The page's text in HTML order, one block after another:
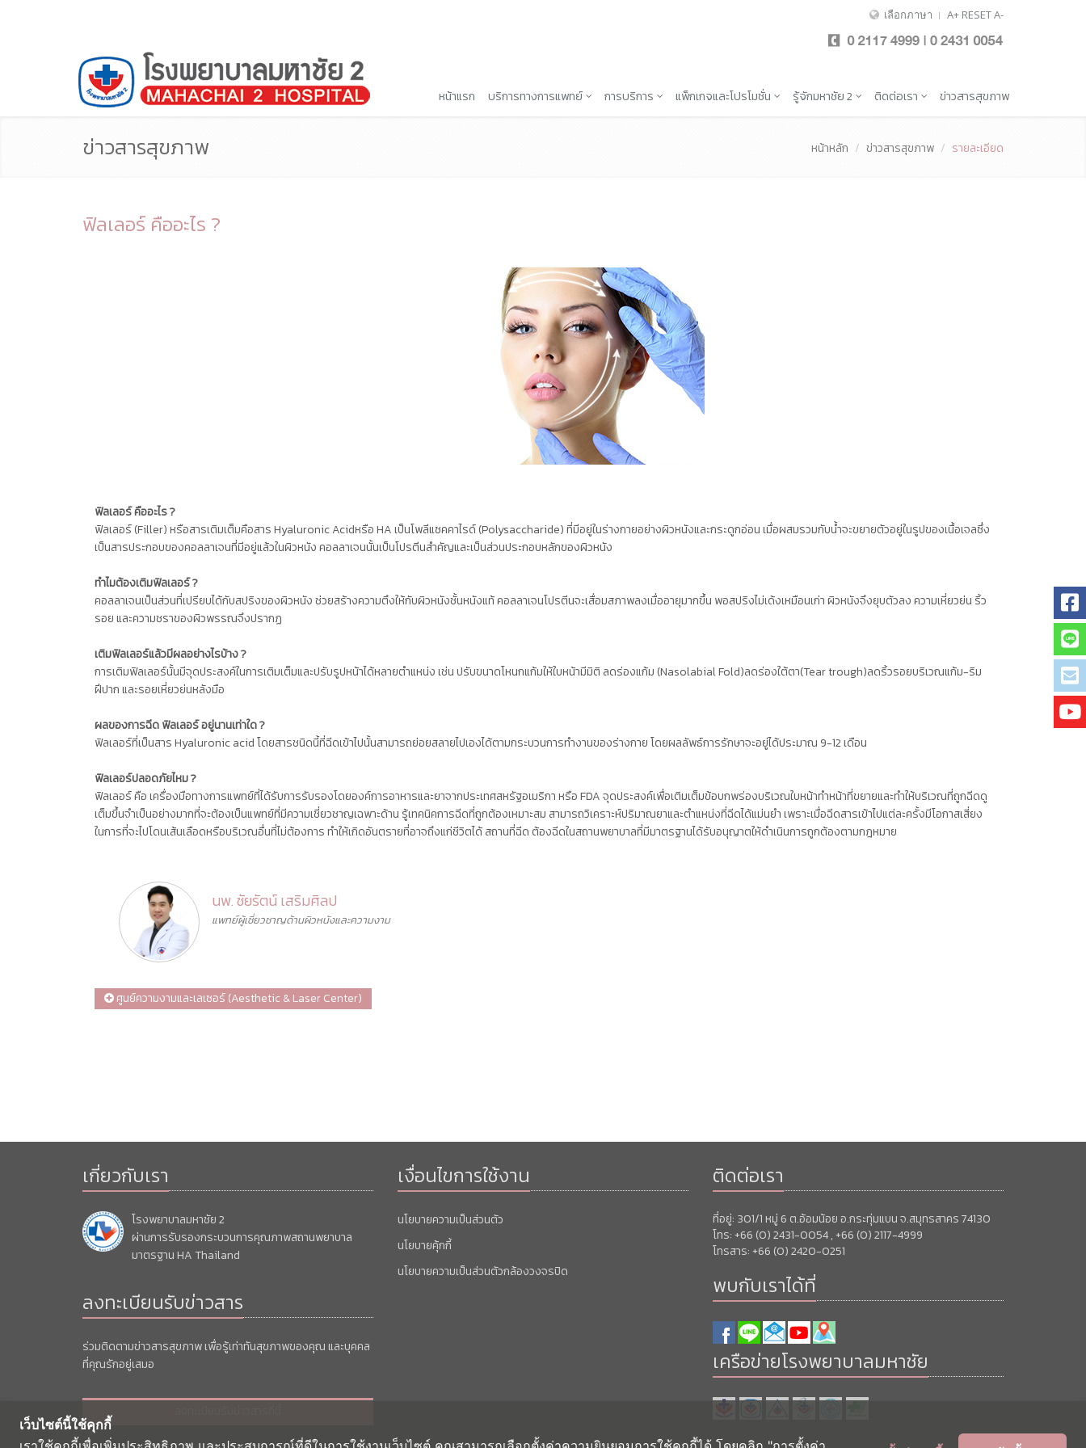
เลือกภาษา A+ RESETA-
หน้าแรก บริการทางการแพทย์ การบริการ แพ็กเกจและโปรโมชั่น รู้จักมหาชัย 2 ติดต่อเรา ข่าวสารสุขภาพ
ข่าวสารสุขภาพ หน้าหลัก ข่าวสารสุขภาพ รายละเอียด
ฟิลเลอร์ คืออะไร ?
ฟิลเลอร์ คืออะไร ?
ฟิลเลอร์ (Filler) หรือสารเติมเต็มคือสาร Hyaluronic Acidหรือ HA เป็นโพลีแซคคาไรด์ (Polysaccharide) ที่มีอยู่ในร่างกายอย่างผิวหนังและกระดูกอ่อน เมื่อผสมรวมกับน้ำจะขยายตัวอยู่ในรูปของเนื้อเจลซึ่ง
เป็นสารประกอบของคอลลาเจนที่มีอยู่แล้วในผิวหนัง คอลลาเจนนั้นเป็นโปรตีนสำคัญและเป็นส่วนประกอบหลักของผิวหนัง
ทำไมต้องเติมฟิลเลอร์ ?
คอลลาเจนเป็นส่วนที่เปรียบได้กับสปริงของผิวหนัง ช่วยสร้างความตึงให้กับผิวหนังชั้นหนังแท้ คอลลาเจนโปรตีนจะเสื่อมสภาพลงเมื่ออายุมากขึ้น พอสปริงไม่เด้งเหมือนเก่า ผิวหนังจึงยุบตัวลง ความเหี่ยวย่น ริ้ว
รอย และความชราของผิวพรรณจึงปรากฏ
เติมฟิลเลอร์แล้วมีผลอย่างไรบ้าง ?
การเติมฟิลเลอร์นั้นมีจุดประสงค์ในการเติมเต็มและปรับรูปหน้าได้หลายตำแหน่ง เช่น ปรับขนาดโหนกแก้มให้ใบหน้ามีมิติ ลดร่องแก้ม (Nasolabial Fold)ลดร่องใต้ตา(Tear trough)ลดริ้วรอยบริเวณแก้ม-ริม
ฝีปาก และรอยเหี่ยวย่นหลังมือ
ผลของการฉีด ฟิลเลอร์ อยู่นานเท่าใด ?
ฟิลเลอร์ที่เป็นสาร Hyaluronic acid โดยสารชนิดนี้ที่ฉีดเข้าไปนั้นสามารถย่อยสลายไปเองได้ตามกระบวนการทำงานของร่างกาย โดยผลลัพธ์การรักษาจะอยู่ได้ประมาณ 9-12 เดือน
ฟิลเลอร์ปลอดภัยไหม ?
ฟิลเลอร์ คือ เครื่องมือทางการแพทย์ที่ได้รับการรับรองโดยองค์การอาหารและยาจากประเทศสหรัฐอเมริกา หรือ FDA จุดประสงค์เพื่อเติมเต็มข้อบกพร่องบริเวณใบหน้าทำหน้าที่ขยายและทำให้บริเวณที่ถูกฉีดดู
เต็มขึ้นจำเป็นอย่างมากที่จะต้องเป็นแพทย์ที่มีความเชี่ยวชาญเฉพาะด้าน รู้เทคนิคการฉีดที่ถูกต้องเหมาะสม สามารถวิเคราะห์ปริมาณยาและตำแหน่งที่ฉีดได้แม่นยำ เพราะเมื่อฉีดสารเข้าไปแต่ละครั้งมีโอกาสเสี่ยง
ในการที่จะไปโดนเส้นเลือดหรือบริเวณอื่นที่ไม่ต้องการ ทำให้เกิดอันตรายที่อาจถึงแก่ชีวิตได้ สถานที่ฉีด ต้องฉีดในสถานพยาบาลที่มีมาตรฐานได้รับอนุญาตให้ดำเนินการถูกต้องตามกฎหมาย
นพ. ชัยรัตน์ เสริมศิลป
แพทย์ผู้เชี่ยวชาญด้านผิวหนังและความงาม
ศูนย์ความงามและเลเซอร์ (Aesthetic & Laser Center)
เกี่ยวกับเรา
โรงพยาบาลมหาชัย 2
ผ่านการรับรองกระบวนการคุณภาพสถานพยาบาล
มาตรฐาน HA Thailand
ลงทะเบียนรับข่าวสาร
ร่วมติดตามข่าวสารสุขภาพ เพื่อรู้เท่าทันสุขภาพของคุณ และบุคคล
ที่คุณรักอยู่เสมอ
เงื่อนไขการใช้งาน
นโยบายความเป็นส่วนตัว
นโยบายคุ้กกี้
นโยบายความเป็นส่วนตัวกล้องวงจรปิด
ติดต่อเรา
ที่อยู่: 301/1 หมู่ 6 ต.อ้อมน้อย อ.กระทุ่มแบน จ.สมุทรสาคร 74130
โทร: +66 (0) 2431-0054 , +66 (0) 2117-4999
โทรสาร: +66 (0) 2420-0251
พบกับเราได้ที่
เครือข่ายโรงพยาบาลมหาชัย
เว็บไซต์นี้ใช้คุกกี้